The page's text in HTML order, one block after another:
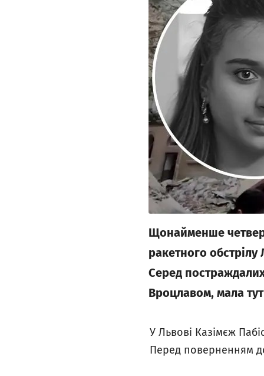
Щонайменше
ракетного
Серед постраждалих
Вроцлавом, мала тут
У Львові Казімєж
Перед поверненням